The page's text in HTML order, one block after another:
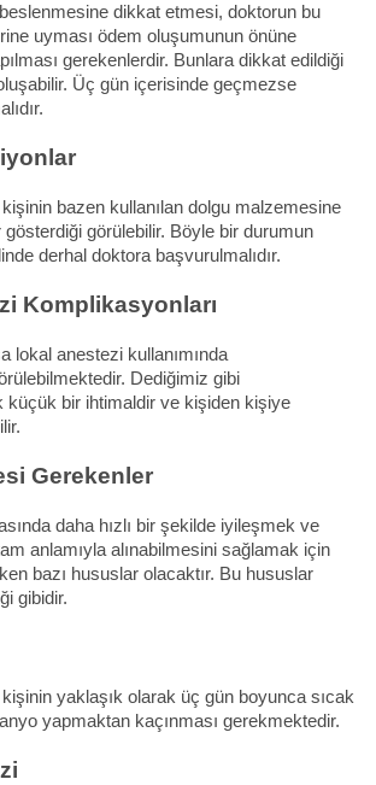
dikkat etmesi, doktorun bu
uyması ödem oluşumunun önüne
gerekenlerdir. Bunlara dikkat edildiği
Üç gün içerisinde geçmezse
bazen kullanılan dolgu malzemesine
görülebilir. Böyle bir durumun
derhal doktora başvurulmalıdır.
Komplikasyonları
lokal anestezi kullanımında
Dediğimiz gibi
küçük bir ihtimaldir ve kişiden kişiye
Gerekenler
daha hızlı bir şekilde iyileşmek ve
anlamıyla alınabilmesini sağlamak için
bazı hususlar olacaktır. Bu hususlar
gibidir.
yaklaşık olarak üç gün boyunca sıcak
yapmaktan kaçınması gerekmektedir.